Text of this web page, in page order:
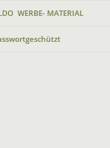
WERBE- MATERIAL